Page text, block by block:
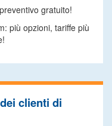
gratuito!
più opzioni, tariffe più
clienti di